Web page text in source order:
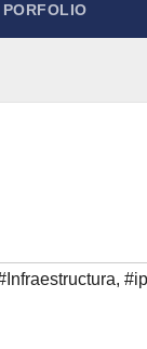
PORFOLIO
,